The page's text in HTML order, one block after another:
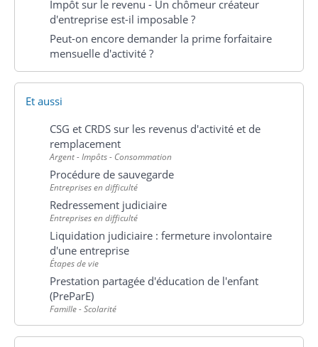
Impôt sur le revenu - Un chômeur créateur
d'entreprise est-il imposable ?
Peut-on encore demander la prime forfaitaire
mensuelle d'activité ?
Et aussi
CSG et CRDS sur les revenus d'activité et de
remplacement
Argent - Impôts - Consommation
Procédure de sauvegarde
Entreprises en difficulté
Redressement judiciaire
Entreprises en difficulté
Liquidation judiciaire : fermeture involontaire
d'une entreprise
Étapes de vie
Prestation partagée d'éducation de l'enfant
(PreParE)
Famille - Scolarité